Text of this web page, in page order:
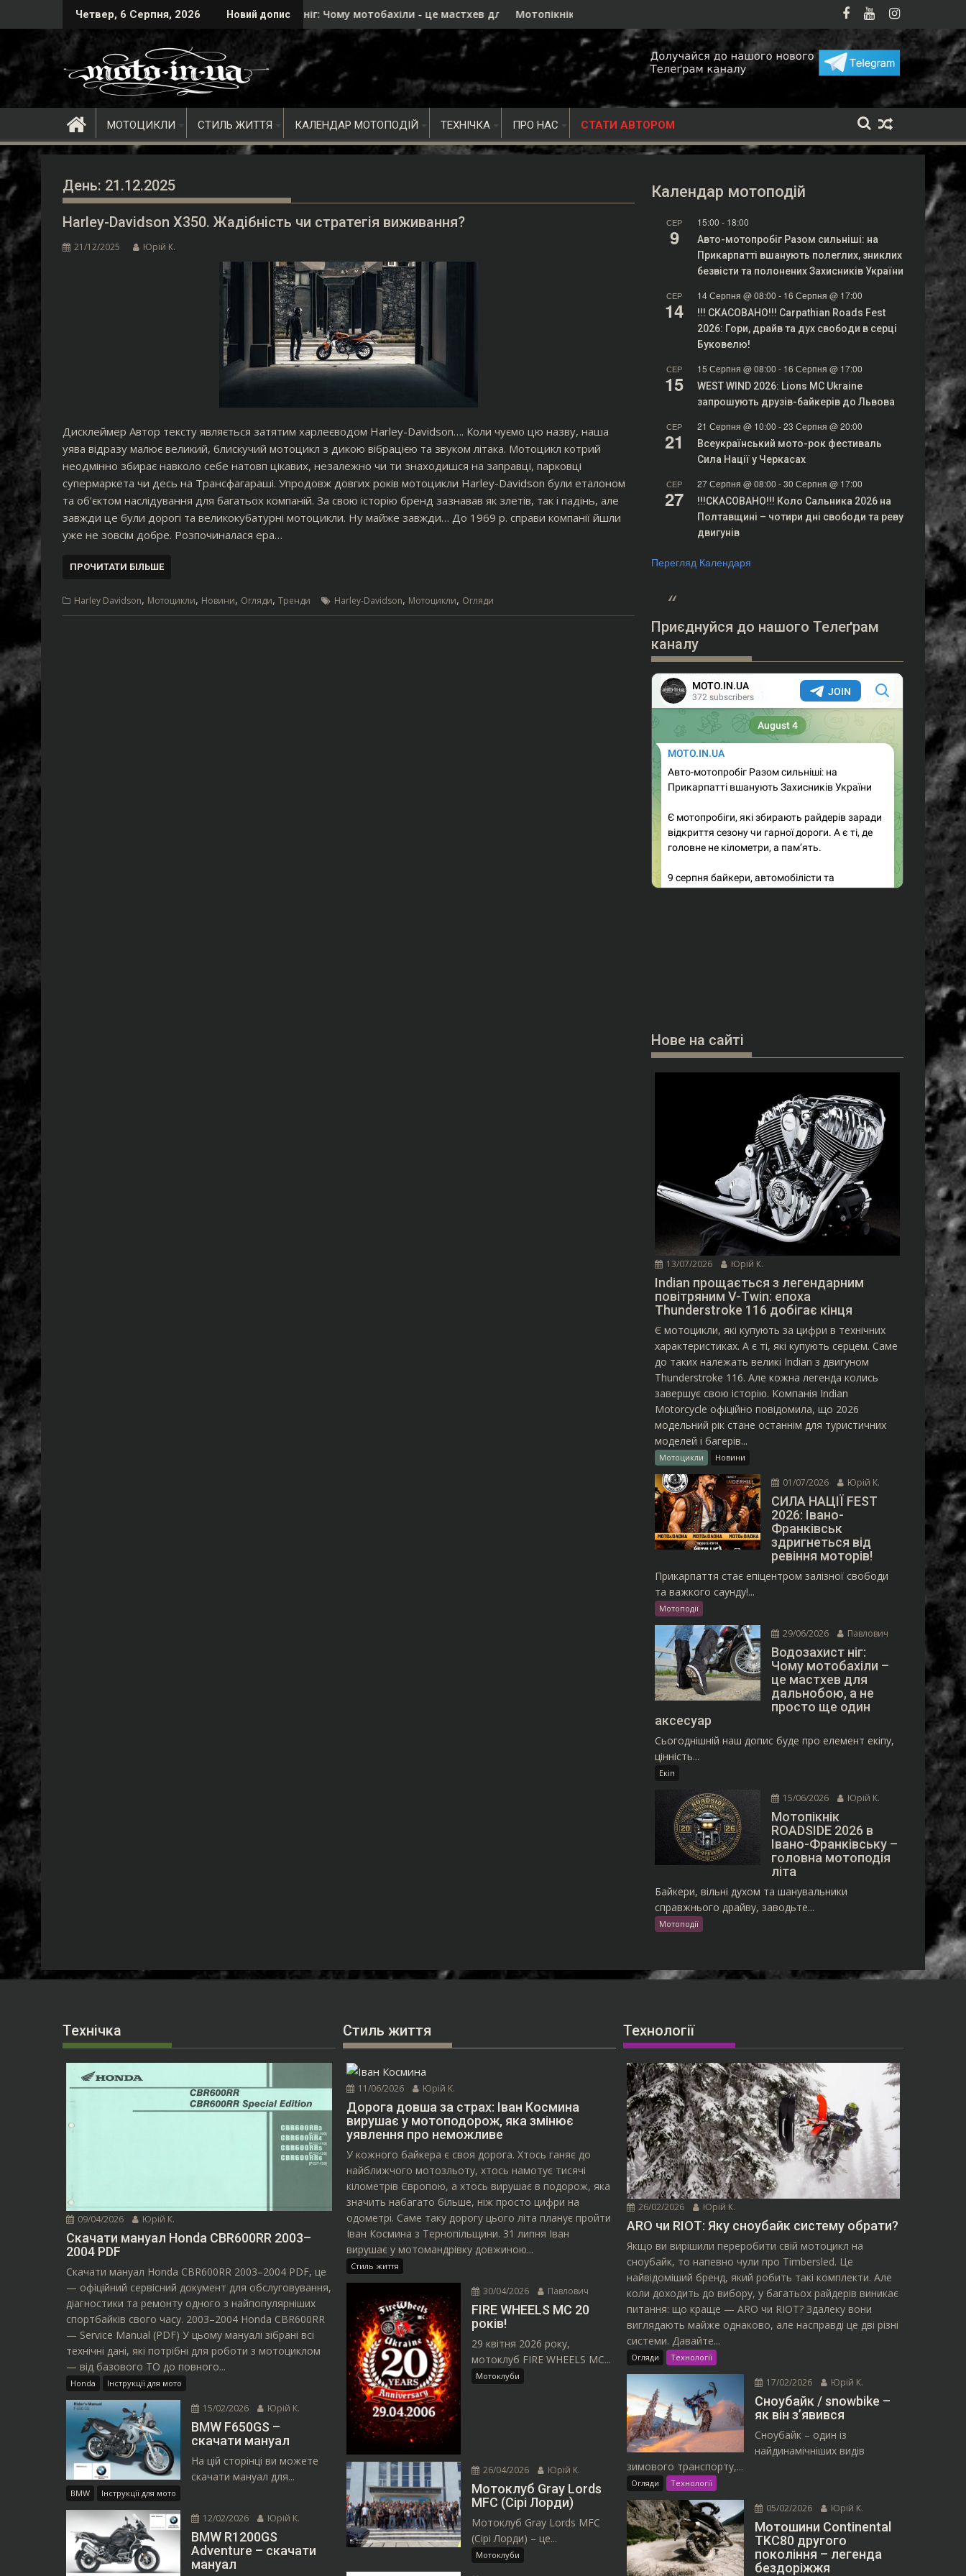
to
Четвер, 6 Серпня, 2026 Новий допис
Франківськ здригнеться від ревіння моторів!Водозахист ніг: Чому мотобахіли - це мастхев для дальнобою, а не просто ще один аксесуар
Мотопікнік ROADSIDE 2026 в Івано-Франківську - головна мотоподія літаМотопатруль у Хмельницькому вперше виїхав на
МОТОЦИКЛИ СТИЛЬ ЖИТТЯ КАЛЕНДАР МОТОПОДІЙ ТЕХНІЧКА ПРО НАС СТАТИ АВТОРОМ
День: 21.12.2025
Harley-Davidson X350. Жадібність чи стратегія виживання?
21/12/2025 Юрій К.
Дисклеймер Автор тексту являється затятим харлеєводом Harley-Davidson…. Коли чуємо цю назву, наша
уява відразу малює великий, блискучий мотоцикл з дикою вібрацією та звуком літака. Мотоцикл котрий
неодмінно збирає навколо себе натовп цікавих, незалежно чи ти знаходишся на заправці, парковці
супермаркета чи десь на Трансфагараші. Упродовж довгих років мотоцикли Harley-Davidson були еталоном
та об’єктом наслідування для багатьох компаній. За свою історію бренд зазнавав як злетів, так і падінь, але
завжди це були дорогі та великокубатурні мотоцикли. Ну майже завжди… До 1969 р. справи компанії йшли
уже не зовсім добре. Розпочиналася ера…
ПРОЧИТАТИ БІЛЬШЕ
Harley Davidson, Мотоцикли, Новини, Огляди, Тренди Harley-Davidson, Мотоцикли, Огляди
Календар мотоподій
СЕР
9
15:00 - 18:00
Авто-мотопробіг Разом сильніші: на
Прикарпатті вшанують полеглих, зниклих
безвісти та полонених Захисників України
СЕР
14
14 Серпня @ 08:00 - 16 Серпня @ 17:00
!!! СКАСОВАНО!!! Carpathian Roads Fest
2026: Гори, драйв та дух свободи в серці
Буковелю!
СЕР
15
15 Серпня @ 08:00 - 16 Серпня @ 17:00
WEST WIND 2026: Lions MC Ukraine
запрошують друзів-байкерів до Львова
СЕР
21
21 Серпня @ 10:00 -23 Серпня @ 20:00
Всеукраїнський мото-рок фестиваль
Сила Нації у Черкасах
СЕР
27
27 Серпня @ 08:00 -30 Серпня @ 17:00
!!!СКАСОВАНО!!! Коло Сальника 2026 на
Полтавщині – чотири дні свободи та реву
двигунів
Перегляд Календаря
Приєднуйся до нашого Телеґрам
каналу
Нове на сайті
13/07/2026 Юрій К.
Indian прощається з легендарним
повітряним V-Twin: епоха
Thunderstroke 116 добігає кінця
Є мотоцикли, які купують за цифри в технічних
характеристиках. А є ті, які купують серцем. Саме
до таких належать великі Indian з двигуном
Thunderstroke 116. Але кожна легенда колись
завершує свою історію. Компанія Indian
Motorcycle офіційно повідомила, що 2026
модельний рік стане останнім для туристичних
моделей і багерів...
Мотоцикли Новини
01/07/2026 Юрій К.
СИЛА НАЦІЇ FEST
2026: Івано-
Франківськ
здригнеться від
ревіння моторів!
Прикарпаття стає епіцентром залізної свободи
та важкого саунду!...
Мотоподії
29/06/2026 Павлович
Водозахист ніг:
Чому мотобахіли –
це мастхев для
дальнобою, а не
просто ще один
аксесуар
Сьогоднішній наш допис буде про елемент екіпу,
цінність...
Екіп
15/06/2026 Юрій К.
Мотопікнік
ROADSIDE 2026 в
Івано-Франківську –
головна мотоподія
літа
Байкери, вільні духом та шанувальники
справжнього драйву, заводьте...
Мотоподії
Технічка
09/04/2026 Юрій К.
Скачати мануал Honda CBR600RR 2003–
2004 PDF
Скачати мануал Honda CBR600RR 2003–2004 PDF, це
— офіційний сервісний документ для обслуговування,
діагностики та ремонту одного з найпопулярніших
спортбайків свого часу. 2003–2004 Honda CBR600RR
— Service Manual (PDF) У цьому мануалі зібрані всі
технічні дані, які потрібні для роботи з мотоциклом
— від базового ТО до повного...
Honda Інструкції для мото
15/02/2026 Юрій К.
BMW F650GS –
скачати мануал
На цій сторінці ви можете
скачати мануал для...
BMW Інструкції для мото
12/02/2026 Юрій К.
BMW R1200GS
Adventure – скачати
мануал
Стиль життя
11/06/2026 Юрій К.
Дорога довша за страх: Іван Космина
вирушає у мотоподорож, яка змінює
уявлення про неможливе
У кожного байкера є своя дорога. Хтось ганяє до
найближчого мотозльоту, хтось намотує тисячі
кілометрів Європою, а хтось вирушає в подорож, яка
значить набагато більше, ніж просто цифри на
одометрі. Саме таку дорогу цього літа планує пройти
Іван Космина з Тернопільщини. 31 липня Іван
вирушає у мотомандрівку довжиною...
Стиль життя
30/04/2026 Павлович
FIRE WHEELS MC 20
років!
29 квітня 2026 року,
мотоклуб FIRE WHEELS MC...
Мотоклуби
26/04/2026 Юрій К.
Мотоклуб Gray Lords
MFC (Сірі Лорди)
Мотоклуб Gray Lords MFC
(Сірі Лорди) – це...
Мотоклуби
Технології
26/02/2026 Юрій К.
ARO чи RIOT: Яку сноубайк систему обрати?
Якщо ви вирішили переробити свій мотоцикл на
сноубайк, то напевно чули про Timbersled. Це
найвідоміший бренд, який робить такі комплекти. Але
коли доходить до вибору, у багатьох райдерів виникає
питання: що краще — ARO чи RIOT? Здалеку вони
виглядають майже однаково, але насправді це дві різні
системи. Давайте...
Огляди Технології
17/02/2026 Юрій К.
Сноубайк / snowbike –
як він з’явився
Сноубайк – один із
найдинамічніших видів
зимового транспорту,...
Огляди Технології
05/02/2026 Юрій К.
Мотошини Continental
TKC80 другого
покоління – легенда
бездоріжжя